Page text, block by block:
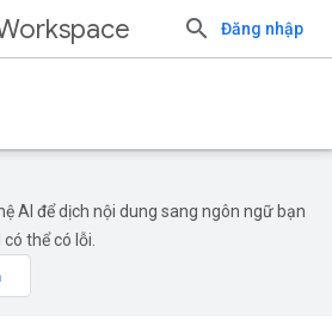
Đăng nhập
AI để dịch nội dung sang ngôn ngữ bạn
thể có lỗi.